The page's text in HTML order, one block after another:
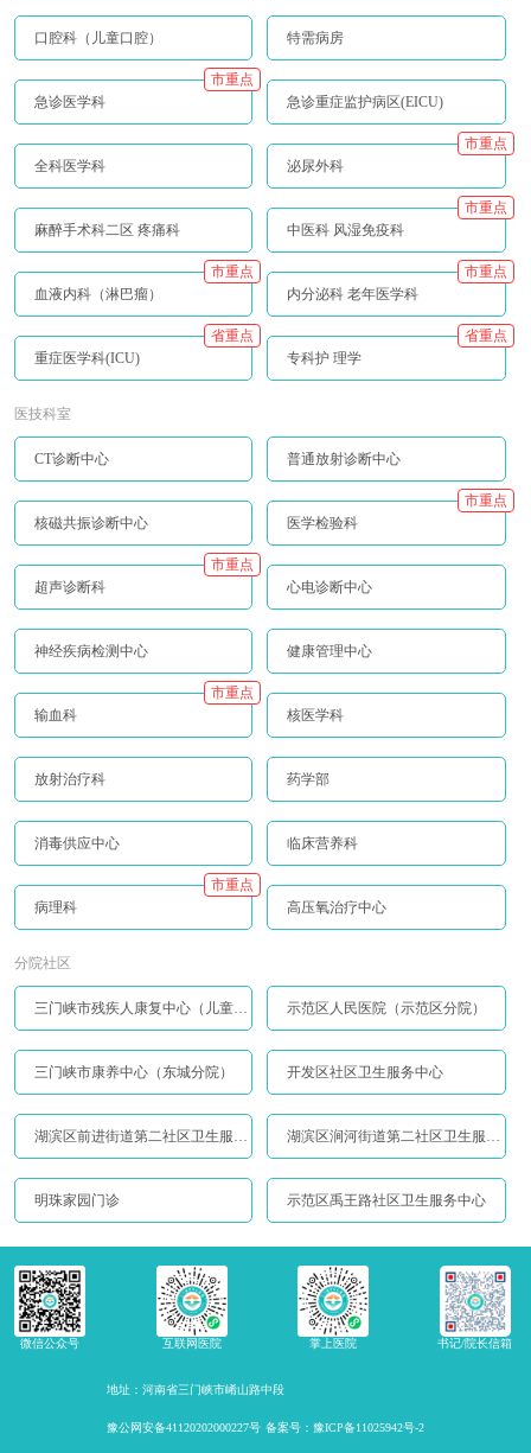
口腔科（儿童口腔） 特需病房
急诊医学科
市重点
急诊重症监护病区(EICU)
全科医学科 泌尿外科
市重点
麻醉手术科二区 疼痛科 中医科 风湿免疫科
市重点
血液内科（淋巴瘤）
市重点
内分泌科 老年医学科
市重点
重症医学科(ICU)
省重点
专科护 理学
省重点
医技科室
CT诊断中心 普通放射诊断中心
核磁共振诊断中心 医学检验科
市重点
超声诊断科
市重点
心电诊断中心
神经疾病检测中心 健康管理中心
输血科
市重点
核医学科
放射治疗科 药学部
消毒供应中心 临床营养科
病理科
市重点
高压氧治疗中心
分院社区
三门峡市残疾人康复中心（儿童康复中心） 示范区人民医院（示范区分院）
三门峡市康养中心（东城分院） 开发区社区卫生服务中心
湖滨区前进街道第二社区卫生服务站 湖滨区涧河街道第二社区卫生服务站
明珠家园门诊 示范区禹王路社区卫生服务中心
微信公众号 互联网医院 掌上医院 书记/院长信箱
地址：河南省三门峡市崤山路中段
豫公网安备41120202000227号 备案号：豫ICP备11025942号-2